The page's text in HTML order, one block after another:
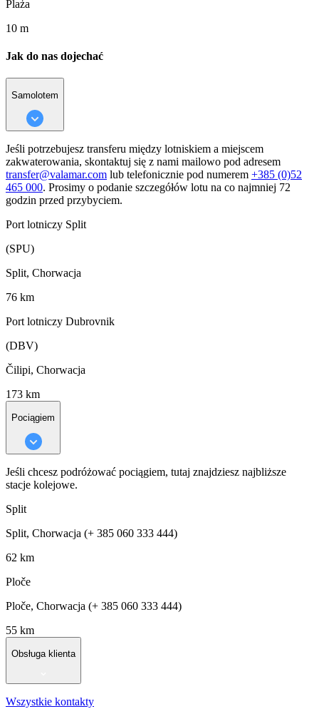
Plaża
10 m
Jak do nas dojechać
Samolotem
Jeśli potrzebujesz transferu między lotniskiem a miejscem
zakwaterowania, skontaktuj się z nami mailowo pod adresem
transfer@valamar.com lub telefonicznie pod numerem +385 (0)52
465 000. Prosimy o podanie szczegółów lotu na co najmniej 72
godzin przed przybyciem.
Port lotniczy Split
(SPU)
Split, Chorwacja
76 km
Port lotniczy Dubrovnik
(DBV)
Čilipi, Chorwacja
173 km
Pociągiem
Jeśli chcesz podróżować pociągiem, tutaj znajdziesz najbliższe
stacje kolejowe.
Split
Split, Chorwacja (+ 385 060 333 444)
62 km
Ploče
Ploče, Chorwacja (+ 385 060 333 444)
55 km
Obsługa klienta
Wszystkie kontakty